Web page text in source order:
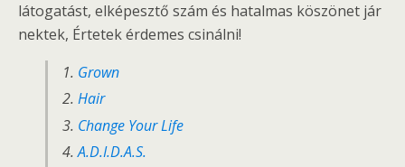
látogatást, elképesztő szám és hatalmas köszönet jár
nektek, Értetek érdemes csinálni!
Grown
Hair
Change Your Life
A.D.I.D.A.S.